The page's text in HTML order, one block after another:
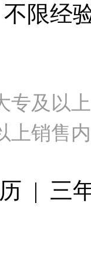
限经
专及以
上销售
| 三